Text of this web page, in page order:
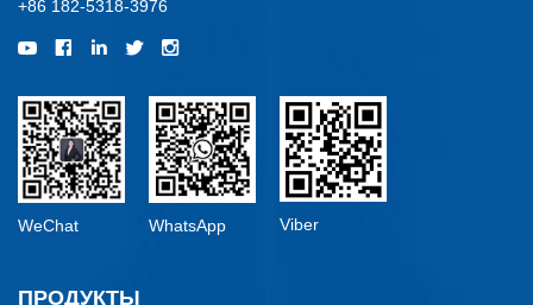
+86 182-5318-3976
WeChat WhatsApp Viber
ПРОДУКТЫ